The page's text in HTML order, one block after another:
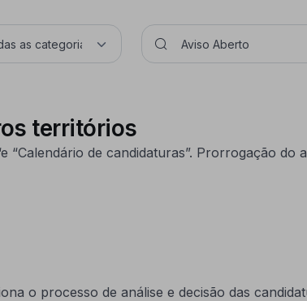
territórios
de candidaturas”. Prorrogação do
o processo de análise e decisão das